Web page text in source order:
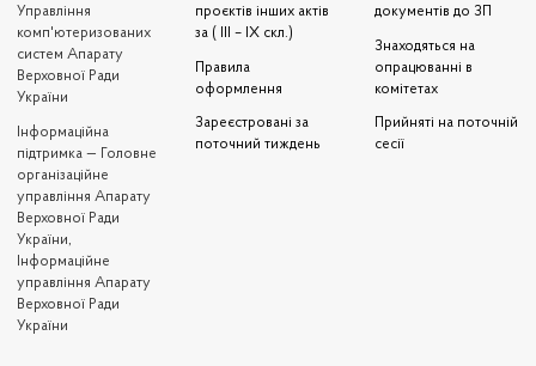
Управління
комп'ютеризованих
систем Апарату
Верховної Ради
України
Iнформаційна
підтримка — Головне
організаційне
управління Апарату
Верховної Ради
України,
Інформаційне
управління Апарату
Верховної Ради
України
проєктів інших актів
за ( III – IX скл.)
Правила
оформлення
Зареєстровані за
поточний тиждень
документів до ЗП
Знаходяться на
опрацюванні в
комітетах
Прийняті на поточній
сесії